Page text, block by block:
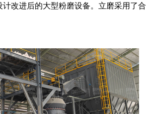
计改进后的大型粉磨设备。立磨采用了合